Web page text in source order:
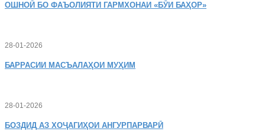
ОШНОӢ БО ФАЪОЛИЯТИ ГАРМХОНАИ «БӮИ БАҲОР»
28-01-2026
БАРРАСИИ МАСЪАЛАҲОИ МУҲИМ
28-01-2026
БОЗДИД АЗ ХОҶАГИҲОИ АНГУРПАРВАРӢ